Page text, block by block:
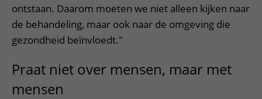
ontstaan. Daarom moeten we niet alleen kijken naar
de behandeling, maar ook naar de omgeving die
gezondheid beïnvloedt."
Praat niet over mensen, maar met
mensen